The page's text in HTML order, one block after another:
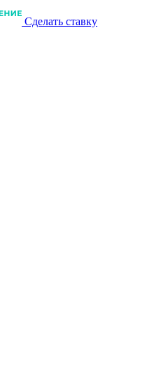
Сделать ставку